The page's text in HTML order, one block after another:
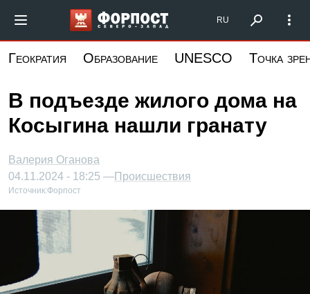
основному
Форпост Северо-Запад
RU
Геократия Образование UNESCO Точка
В подъезде жилого дома на
Косыгина нашли гранату
Валерия Оганова
04.11.2024 - 18:25 —Происшествия
Источник:Форпост